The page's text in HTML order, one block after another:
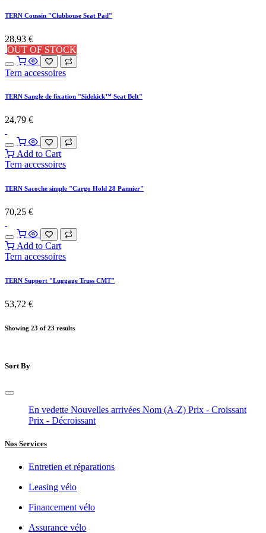
Tern accessoires
TERN Béquille double DuoStand Gen 3 - HSD & Quickhaul
111,53€
Add to Cart
82,64€
Add to Cart
123,88€
Add to Cart
Add to Cart
€
Tern accessoires
TERN Sangle de fixation "Sidekick™ Seat Belt"
24,79 €